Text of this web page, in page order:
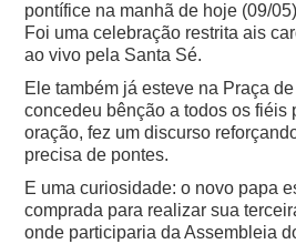
pontífice na manhã de hoje (09/
Foi uma celebração restrita ais
ao vivo pela Santa Sé.
Ele também já esteve na Praça
concedeu bênção a todos os fiéis
oração, fez um discurso
precisa de pontes.
E uma curiosidade: o novo papa
comprada para realizar sua
onde participaria da Assembleia